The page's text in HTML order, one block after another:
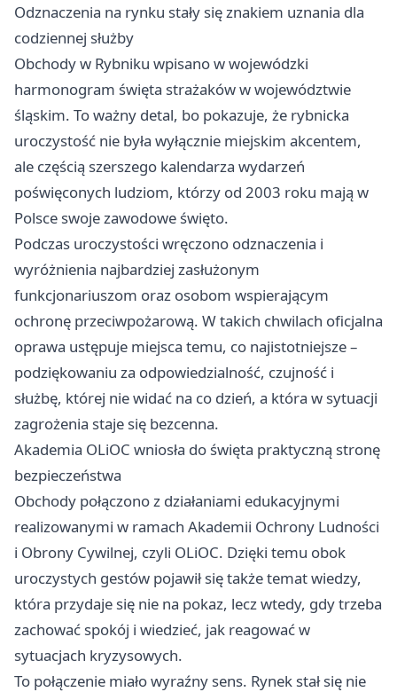
Odznaczenia na rynku stały się znakiem uznania dla
codziennej służby
Obchody w Rybniku wpisano w wojewódzki
harmonogram święta strażaków w województwie
śląskim. To ważny detal, bo pokazuje, że rybnicka
uroczystość nie była wyłącznie miejskim akcentem,
ale częścią szerszego kalendarza wydarzeń
poświęconych ludziom, którzy od 2003 roku mają w
Polsce swoje zawodowe święto.
Podczas uroczystości wręczono odznaczenia i
wyróżnienia najbardziej zasłużonym
funkcjonariuszom oraz osobom wspierającym
ochronę przeciwpożarową. W takich chwilach oficjalna
oprawa ustępuje miejsca temu, co najistotniejsze –
podziękowaniu za odpowiedzialność, czujność i
służbę, której nie widać na co dzień, a która w sytuacji
zagrożenia staje się bezcenna.
Akademia OLiOC wniosła do święta praktyczną stronę
bezpieczeństwa
Obchody połączono z działaniami edukacyjnymi
realizowanymi w ramach Akademii Ochrony Ludności
i Obrony Cywilnej, czyli OLiOC. Dzięki temu obok
uroczystych gestów pojawił się także temat wiedzy,
która przydaje się nie na pokaz, lecz wtedy, gdy trzeba
zachować spokój i wiedzieć, jak reagować w
sytuacjach kryzysowych.
To połączenie miało wyraźny sens. Rynek stał się nie